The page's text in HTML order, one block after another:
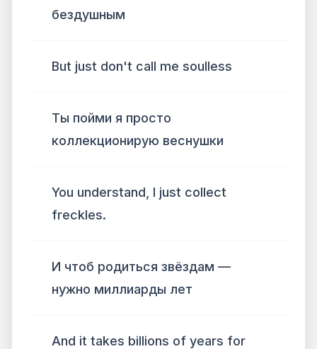
бездушным
But just don't call me soulless
Ты пойми я просто
коллекционирую веснушки
You understand, I just collect
freckles.
И чтоб родиться звёздам —
нужно миллиарды лет
And it takes billions of years for